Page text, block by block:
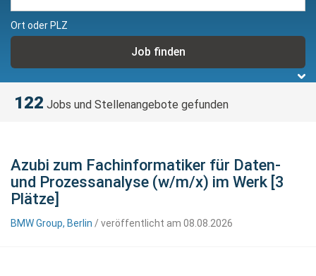
Ort oder PLZ
122 Jobs und Stellenangebote gefunden
Azubi zum Fachinformatiker für Daten-
und Prozessanalyse (w/m/x) im Werk [3
Plätze]
BMW Group, Berlin / veröffentlicht am 08.08.2026